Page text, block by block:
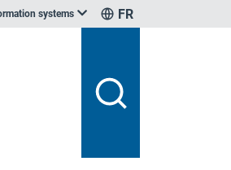
systems FR